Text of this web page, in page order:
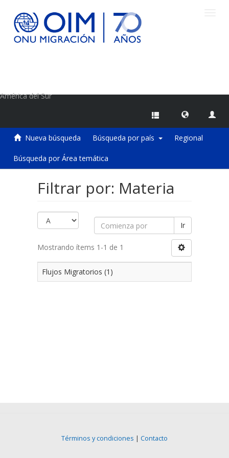
América del Sur
Nueva búsqueda Búsqueda por país Regional
Búsqueda por Área temática
Filtrar por: Materia
Ir
Mostrando ítems 1-1 de 1
Flujos Migratorios (1)
Términos y condiciones | Contacto